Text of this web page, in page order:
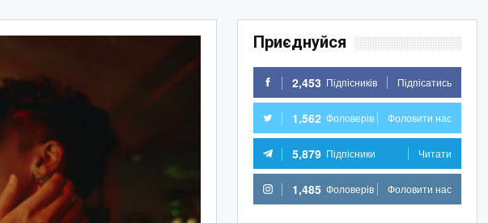
Приєднуйся
2,453 Підпісників Підпісатись
1,562 Фоловерів Фоловити нас
5,879 Підпісники Читати
1,485 Фоловерів Фоловити нас